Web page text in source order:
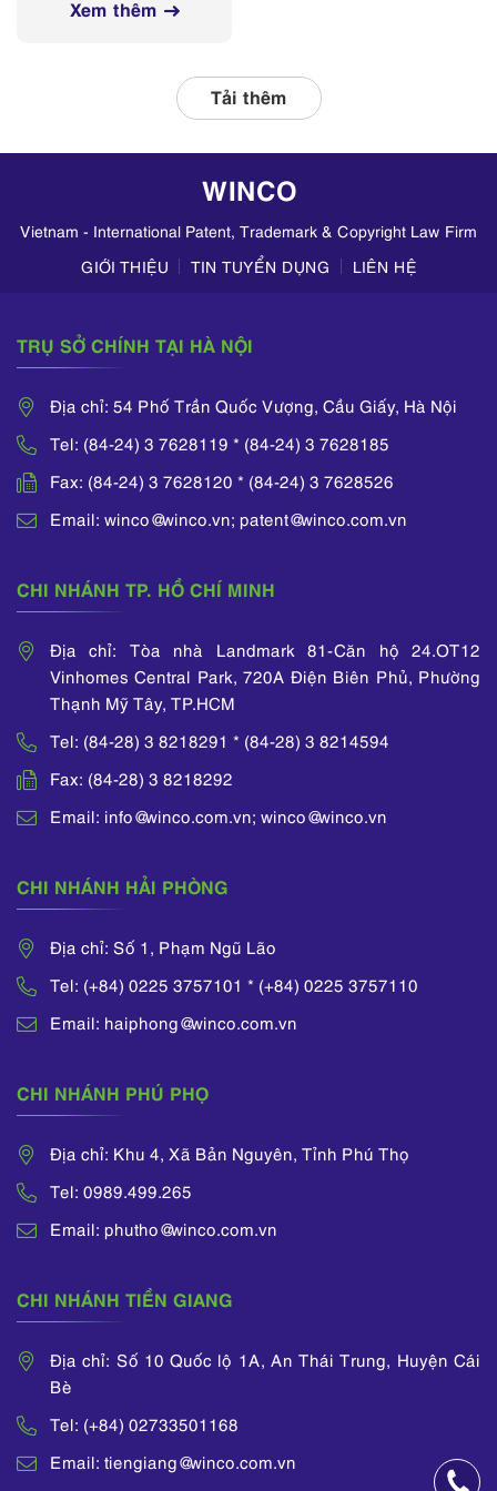
mạng xã hội
tỉnh, thành phố
liên quan, tập
trung kiểm tra
Xem thêm
Tải thêm
WINCO
Vietnam - International Patent, Trademark & Copyright Law Firm
GIỚI THIỆU
TIN TUYỂN DỤNG LIÊN HỆ
TRỤ SỞ CHÍNH TẠI HÀ NỘI
Địa chỉ: 54 Phố Trần Quốc Vượng, Cầu Giấy, Hà Nội
Tel: (84-24) 3 7628119 * (84-24) 3 7628185
Fax: (84-24) 3 7628120 * (84-24) 3 7628526
Email: winco@winco.vn; patent@winco.com.vn
CHI NHÁNH TP. HỒ CHÍ MINH
Địa chỉ: Tòa nhà Landmark 81-Căn hộ 24.OT12
Vinhomes Central Park, 720A Điện Biên Phủ, Phường
Thạnh Mỹ Tây, TP.HCM
Tel: (84-28) 3 8218291 * (84-28) 3 8214594
Fax: (84-28) 3 8218292
Email: info@winco.com.vn; winco@winco.vn
CHI NHÁNH HẢI PHÒNG
Địa chỉ: Số 1, Phạm Ngũ Lão
Tel: (+84) 0225 3757101 * (+84) 0225 3757110
Email: haiphong@winco.com.vn
CHI NHÁNH PHÚ PHỌ
Địa chỉ: Khu 4, Xã Bản Nguyên, Tỉnh Phú Thọ
Tel: 0989.499.265
Email: phutho@winco.com.vn
CHI NHÁNH TIỀN GIANG
Địa chỉ: Số 10 Quốc lộ 1A, An Thái Trung, Huyện Cái
Bè
Tel: (+84) 02733501168
Email: tiengiang@winco.com.vn